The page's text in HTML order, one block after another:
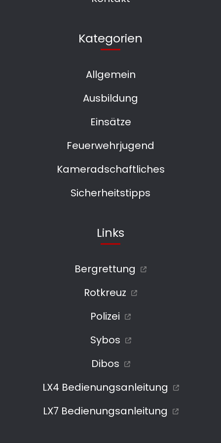
Kategorien
Allgemein
Ausbildung
Einsätze
Feuerwehrjugend
Kameradschaftliches
Sicherheitstipps
Links
Bergrettung
Rotkreuz
Polizei
Sybos
Dibos
LX4 Bedienungsanleitung
LX7 Bedienungsanleitung